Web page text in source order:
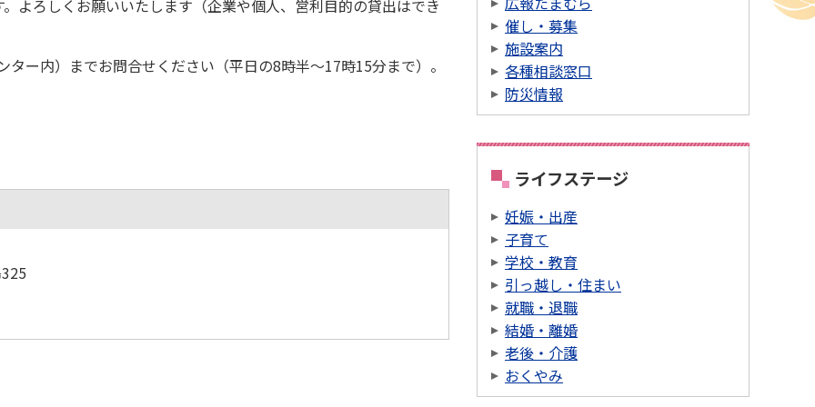
よろしくお願いいたします（企業や個人、営利目的の貸出はでき
ー内）までお問合せください（平日の8時半〜17時15分まで）。
催し・募集
施設案内
各種相談窓口
防災情報
ライフステージ
妊娠・出産
子育て
学校・教育
引っ越し・住まい
就職・退職
結婚・離婚
老後・介護
おくやみ